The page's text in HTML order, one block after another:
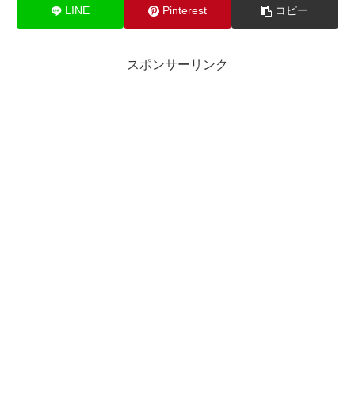
LINE Pinterest コピー
スポンサーリンク